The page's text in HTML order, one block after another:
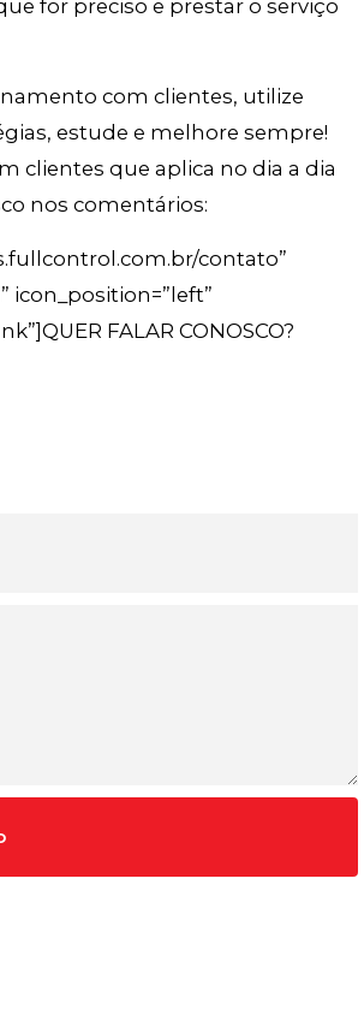
for preciso e prestar o serviço
com clientes, utilize
estude e melhore sempre!
clientes que aplica no dia a dia
nos comentários:
contato”
icon_position=”left”
FALAR CONOSCO?